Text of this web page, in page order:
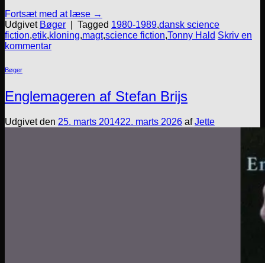
Fortsæt med at læse →
Udgivet Bøger Tagged 1980-1989,dansk science
fiction,etik,kloning,magt,science fiction,Tonny Hald Skriv en
kommentar
Bøger
Englemageren af Stefan Brijs
Udgivet den 25. marts 201422. marts 2026 afJette